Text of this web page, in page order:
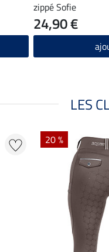
zippé Sofie
24,90 €
LES
20 %